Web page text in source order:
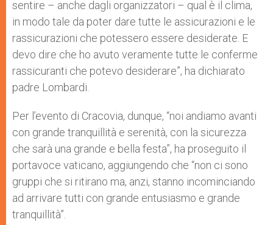
sentire – anche dagli organizzatori – qual è il clima,
in modo tale da poter dare tutte le assicurazioni e le
rassicurazioni che potessero essere desiderate. E
devo dire che ho avuto veramente tutte le conferme
rassicuranti che potevo desiderare”, ha dichiarato
padre Lombardi.
Per l’evento di Cracovia, dunque, “noi andiamo avanti
con grande tranquillità e serenità, con la sicurezza
che sarà una grande e bella festa”, ha proseguito il
portavoce vaticano, aggiungendo che “non ci sono
gruppi che si ritirano ma, anzi, stanno incominciando
ad arrivare tutti con grande entusiasmo e grande
tranquillità”.